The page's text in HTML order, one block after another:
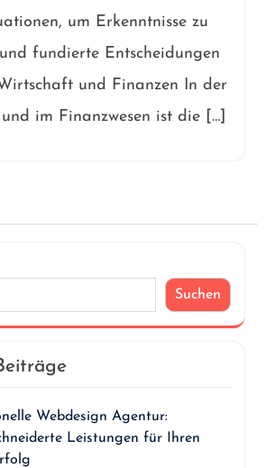
um Erkenntnisse zu
fundierte Entscheidungen
und Finanzen In der
im Finanzwesen ist die […]
Suchen
Webdesign Agentur:
Leistungen für Ihren